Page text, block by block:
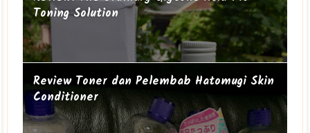
Toning Solution
Review Toner dan Pelembab Hatomugi Skin
Conditioner